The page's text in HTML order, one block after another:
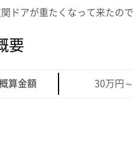
ドアが重たくなって来たので
要
算金額 30万円～